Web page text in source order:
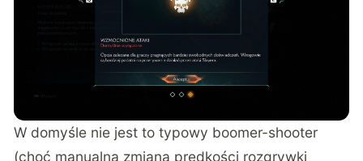
W domyśle nie jest to typowy boomer-shooter
(choć manualna zmiana prędkości rozgrywki